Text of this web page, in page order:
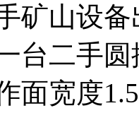
矿山设
台二手
面宽度